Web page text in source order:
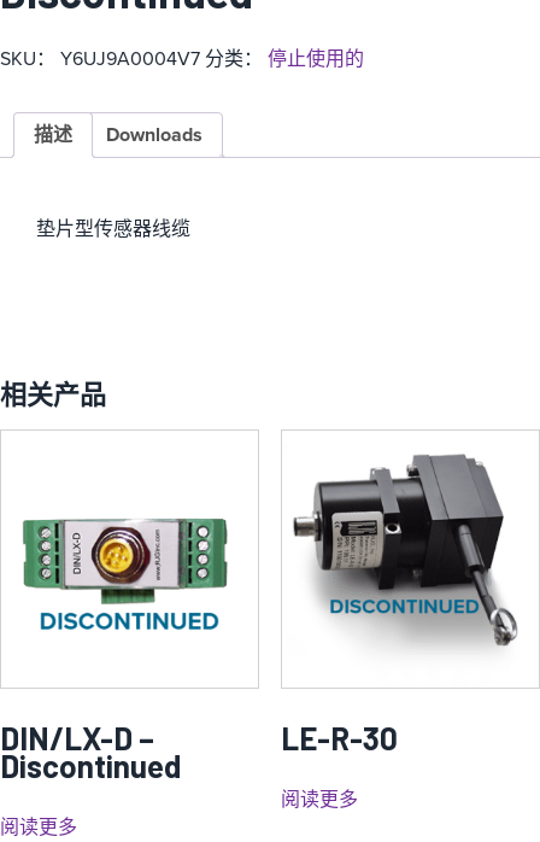
SKU： Y6UJ9A0004V7 分类： 停止使用的
描述 Downloads
垫片型传感器线缆
相关产品
DIN/LX-D –
Discontinued
阅读更多
LE-R-30
阅读更多